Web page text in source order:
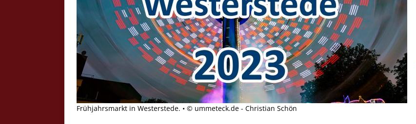
Frühjahrsmarkt in Westerstede. • © ummeteck.de - Christian Schön
Sommerw...
Zur Bildgalerie
Zur Bildgalerie